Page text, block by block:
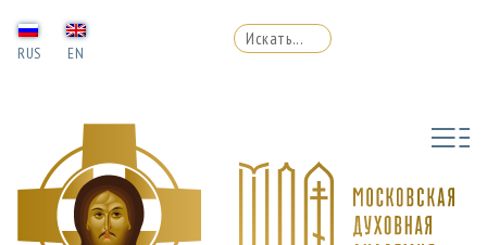
RUS EN